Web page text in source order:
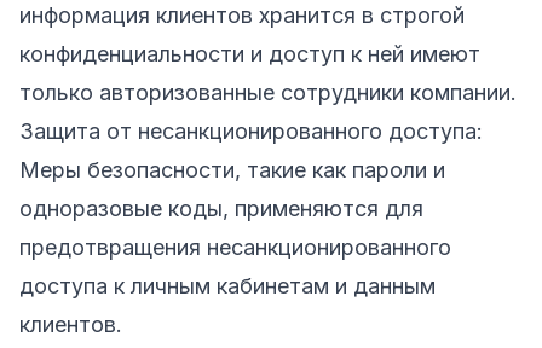
информация клиентов хранится в строгой
конфиденциальности и доступ к ней имеют
только авторизованные сотрудники компании.
Защита от несанкционированного доступа:
Меры безопасности, такие как пароли и
одноразовые коды, применяются для
предотвращения несанкционированного
доступа к личным кабинетам и данным
клиентов.